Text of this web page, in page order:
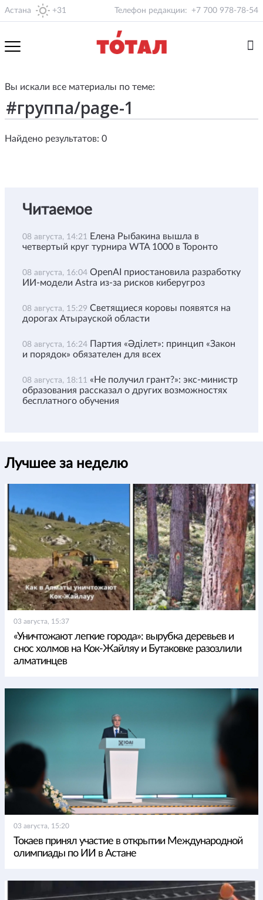
Астана +31 Телефон редакции: +7 700 978-78-54
Вы искали все материалы по теме:
Найдено результатов: 0
Читаемое
08 августа, 14:21 Елена Рыбакина вышла в
четвертый круг турнира WTA 1000 в Торонто
08 августа, 16:04 OpenAI приостановила разработку
ИИ-модели Astra из-за рисков киберугроз
08 августа, 15:29 Светящиеся коровы появятся на
дорогах Атырауской области
08 августа, 16:24 Партия «Әділет»: принцип «Закон
и порядок» обязателен для всех
08 августа, 18:11 «Не получил грант?»: экс-министр
образования рассказал о других возможностях
бесплатного обучения
Лучшее за неделю
03 августа, 15:37
«Уничтожают легкие города»: вырубка деревьев и
снос холмов на Кок-Жайляу и Бутаковке разозлили
алматинцев
03 августа, 15:20
Токаев принял участие в открытии Международной
олимпиады по ИИ в Астане